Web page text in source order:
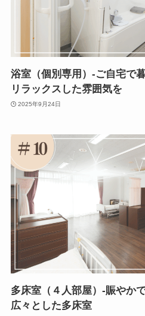
浴室（個別専用）-ご自宅で
リラックスした雰囲気を
2025年9月24日
多床室（４人部屋）-賑やか
広々とした多床室